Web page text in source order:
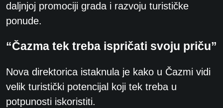
daljnjoj promociji grada i razvoju turističke
ponude.
“Čazma tek treba ispričati svoju priču”
Nova direktorica istaknula je kako u Čazmi vidi
velik turistički potencijal koji tek treba u
potpunosti iskoristiti.